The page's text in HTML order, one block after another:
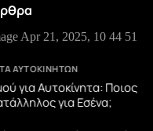
ΑΥΤΟΚΙΝΉΤΩΝ
για Αυτοκίνητα: Ποιος
για Εσένα;